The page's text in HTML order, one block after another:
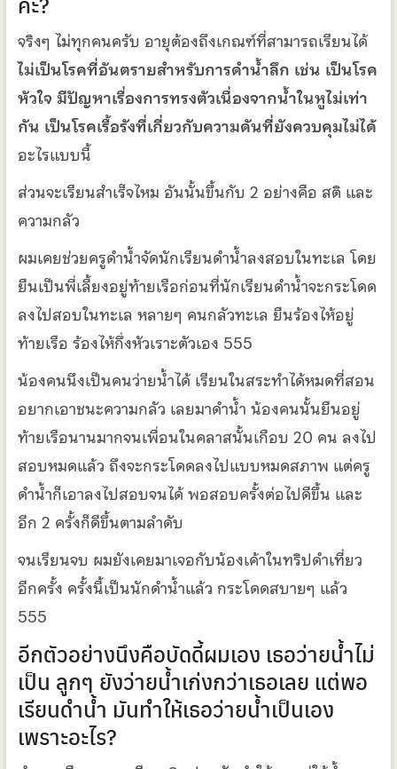
จริงๆ ไม่ทุกคนครับ อายุต้องถึงเกณฑ์ที่สามารถเรียนได้
ไม่เป็นโรคที่อันตรายสำหรับการดำน้ำลึก เช่น เป็นโรค
หัวใจ มีปัญหาเรื่องการทรงตัวเนื่องจากน้ำในหูไม่เท่า
กัน เป็นโรคเรื้อรังที่เกี่ยวกับความดันที่ยังควบคุมไม่ได้
อะไรแบบนี้
ส่วนจะเรียนสำเร็จไหม อันนั้นขึ้นกับ 2 อย่างคือ สติ และ
ความกลัว
ผมเคยช่วยครูดำน้ำจัดนักเรียนดำน้ำลงสอบในทะเล โดย
ยืนเป็นพี่เลี้ยงอยู่ท้ายเรือก่อนที่นักเรียนดำน้ำจะกระโดด
ลงไปสอบในทะเล หลายๆ คนกลัวทะเล ยืนร้องไห้อยู่
ท้ายเรือ ร้องไห้กึ่งหัวเราะตัวเอง 555
น้องคนนึงเป็นคนว่ายน้ำได้ เรียนในสระทำได้หมดที่สอน
อยากเอาชนะความกลัว เลยมาดำน้ำ น้องคนนั้นยืนอยู่
ท้ายเรือนานมากจนเพื่อนในคลาสนั้นเกือบ 20 คน ลงไป
สอบหมดแล้ว ถึงจะกระโดดลงไปแบบหมดสภาพ แต่ครู
ดำน้ำก็เอาลงไปสอบจนได้ พอสอบครั้งต่อไปดีขึ้น และ
อีก 2 ครั้งก็ดีขึ้นตามลำดับ
จนเรียนจบ ผมยังเคยมาเจอกับน้องเค้าในทริปดำเที่ยว
อีกครั้ง ครั้งนี้เป็นนักดำน้ำแล้ว กระโดดสบายๆ แล้ว
555
อีกตัวอย่างนึงคือบัดดี้ผมเอง เธอว่ายน้ำไม่
เป็น ลูกๆ ยังว่ายน้ำเก่งกว่าเธอเลย แต่พอ
เรียนดำน้ำ มันทำให้เธอว่ายน้ำเป็นเอง
เพราะอะไร?